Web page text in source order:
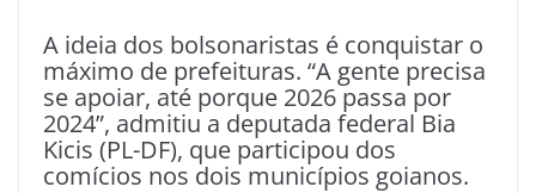
A ideia dos bolsonaristas é conquistar o
máximo de prefeituras. “A gente precisa
se apoiar, até porque 2026 passa por
2024”, admitiu a deputada federal Bia
Kicis (PL-DF), que participou dos
comícios nos dois municípios goianos.